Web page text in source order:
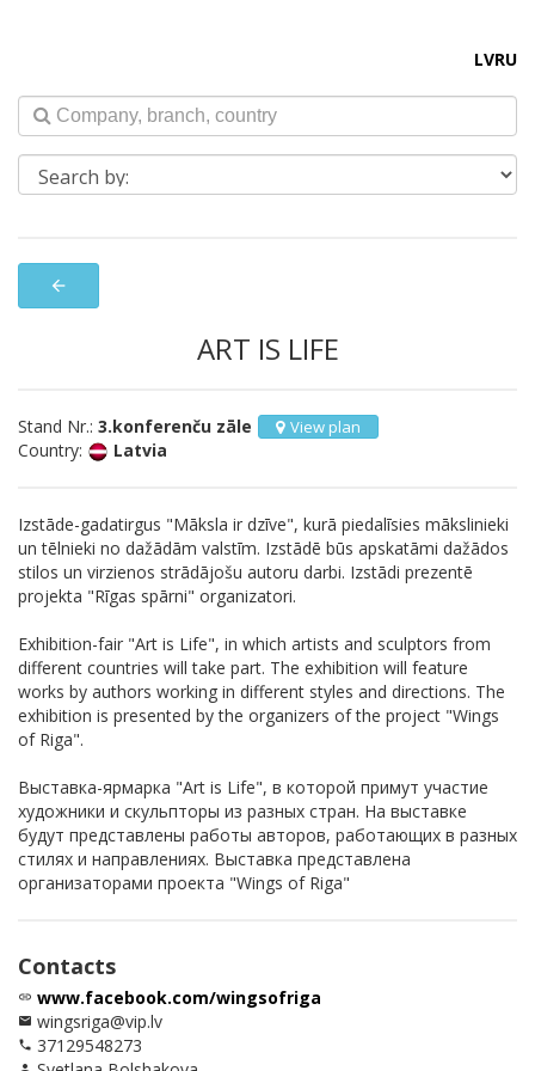
LVRU
arrow_back
ART IS LIFE
Stand Nr.: 3.konferenču zāle View plan
Country: Latvia
Izstāde-gadatirgus "Māksla ir dzīve", kurā piedalīsies mākslinieki
un tēlnieki no dažādām valstīm. Izstādē būs apskatāmi dažādos
stilos un virzienos strādājošu autoru darbi. Izstādi prezentē
projekta "Rīgas spārni" organizatori.
Exhibition-fair "Art is Life", in which artists and sculptors from
different countries will take part. The exhibition will feature
works by authors working in different styles and directions. The
exhibition is presented by the organizers of the project "Wings
of Riga".
Выставка-ярмарка "Art is Life", в которой примут участие
художники и скульпторы из разных стран. На выставке
будут представлены работы авторов, работающих в разных
стилях и направлениях. Выставка представлена
организаторами проекта "Wings of Riga"
Contacts
link www.facebook.com/wingsofriga
email wingsriga@vip.lv
phone 37129548273